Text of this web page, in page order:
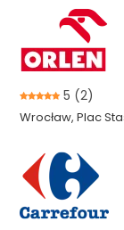
5 (2)
Wrocław, Plac